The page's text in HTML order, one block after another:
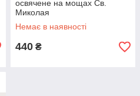
освячене на мощах Св.
Миколая
Немає в наявності
440 ₴